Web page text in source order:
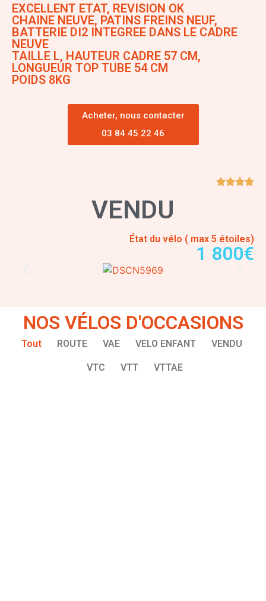
EXCELLENT ETAT, REVISION OK
CHAINE NEUVE, PATINS FREINS NEUF,
BATTERIE DI2 INTEGREE DANS LE CADRE
NEUVE
TAILLE L, HAUTEUR CADRE 57 CM,
LONGUEUR TOP TUBE 54 CM
POIDS 8KG
Acheter, nous contacter
03 84 45 22 46
VENDU
État du vélo ( max 5 étoiles)
1 800€
NOS VÉLOS D'OCCASIONS
Tout ROUTE VAE VELO ENFANT VENDU
VTC VTT VTTAE